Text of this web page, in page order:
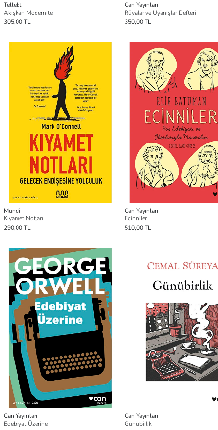
Tellekt
Akışkan Modernite
305,00 TL
Can Yayınları
Rüyalar ve Uyanışlar Defteri
350,00 TL
Mundi
Kıyamet Notları
290,00 TL
Can Yayınları
Ecinniler
510,00 TL
Can Yayınları
Edebiyat Üzerine
Can Yayınları
Günübirlik